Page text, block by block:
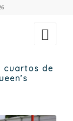
cuartos de